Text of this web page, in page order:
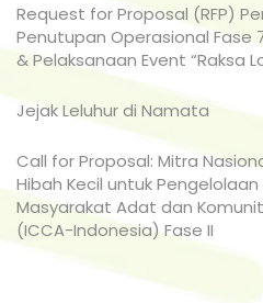
Request for Proposal (RFP)
Penutupan Operasional Fase
& Pelaksanaan Event “Raksa
Jejak Leluhur di Namata
Call for Proposal: Mitra
Hibah Kecil untuk
Masyarakat Adat dan
(ICCA-Indonesia) Fase II